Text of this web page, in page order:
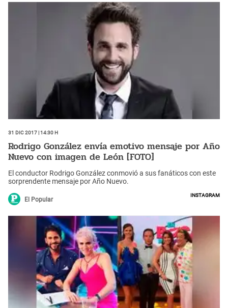
31 Dic 2017 | 14:30 h
Rodrigo González envía emotivo mensaje por Año
Nuevo con imagen de León [FOTO]
El conductor Rodrigo González conmovió a sus fanáticos con este
sorprendente mensaje por Año Nuevo.
El Popular
Instagram